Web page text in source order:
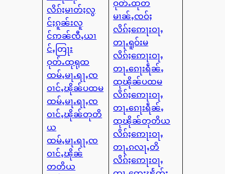
လိၵ်ႈမၢတ်ႈလွ
င်ႈၵူၼ်းလူ
င်ဢၼ်ၸီႇယၢ
င်ႇတြႃး
ဝုတ်ႉထုရုထ
ထမ်ႇမႃႉရႃႇၸ
ဝၢင်ႇၽိုၼ်ပထမ
ထမ်ႇမႃႉရႃႇၸ
ဝၢင်ႇၽိုၼ်တုတိ
ယ
ထမ်ႇမႃႉရႃႇၸ
ဝၢင်ႇၽိုၼ်
တတိယ
ဝုတ်ႉထုတ
မၢၼ်ႇၸဝ်ႈ
လိၵ်ႈဢေႃးဝႃႇ
တႃႉရူဝ်းမ
လိၵ်ႈဢေႃးဝႃႇ
တႃႉၵေႃးရဵၼ်ႇ
ထုၽိုၼ်ပထမ
လိၵ်ႈဢေႃးဝႃႇ
တႃႉၵေႃးရဵၼ်ႇ
ထုၽိုၼ်တုတိယ
လိၵ်ႈဢေႃးဝႃႇ
တႃႉၵလႃႇတိ
လိၵ်ႈဢေႃးဝႃႇ